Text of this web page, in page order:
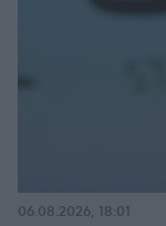
06.08.2026, 18:01